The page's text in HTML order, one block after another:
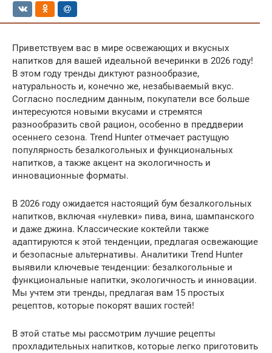
Приветствуем вас в мире освежающих и вкусных
напитков для вашей идеальной вечеринки в 2026 году!
В этом году тренды диктуют разнообразие,
натуральность и, конечно же, незабываемый вкус.
Согласно последним данным, покупатели все больше
интересуются новыми вкусами и стремятся
разнообразить свой рацион, особенно в преддверии
осеннего сезона. Trend Hunter отмечает растущую
популярность безалкогольных и функциональных
напитков, а также акцент на экологичность и
инновационные форматы.
В 2026 году ожидается настоящий бум безалкогольных
напитков, включая «нулевки» пива, вина, шампанского
и даже джина. Классические коктейли также
адаптируются к этой тенденции, предлагая освежающие
и безопасные альтернативы. Аналитики Trend Hunter
выявили ключевые тенденции: безалкогольные и
функциональные напитки, экологичность и инновации.
Мы учтем эти тренды, предлагая вам 15 простых
рецептов, которые покорят ваших гостей!
В этой статье мы рассмотрим лучшие рецепты
прохладительных напитков, которые легко приготовить